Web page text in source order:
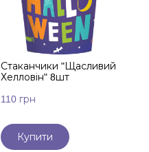
Стаканчики "Щасливий
Хелловін" 8шт
110 грн
Купити